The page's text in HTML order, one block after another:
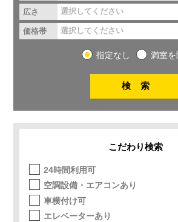
広さ
価格帯
指定なし 満室を
こだわり検索
24時間利用可
空調設備・エアコンあり
車横付け可
エレベーターあり